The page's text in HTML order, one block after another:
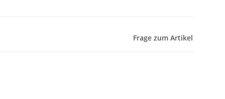
Frage zum Artikel